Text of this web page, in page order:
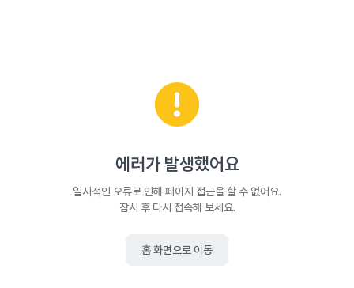
에러가 발생했어요
일시적인 오류로 인해 페이지 접근을 할 수 없어요.
잠시 후 다시 접속해 보세요.
홈 화면으로 이동